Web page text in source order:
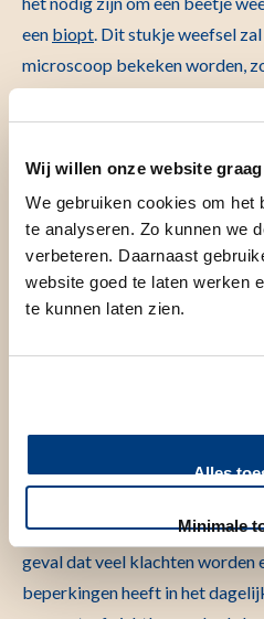
Wij willen onze website
We gebruiken cookies om het
te analyseren. Zo kunnen we
verbeteren. Daarnaast
website goed te laten werken
te kunnen laten zien.
Alles
Minimale
een biopt Dit stukje weefsel
microscoop bekeken worden,
kan worden. Daarnaast biedt
voor patiënten met verdenking
welke behandelingen mogelijk
Behandeling
Welke
Indien de patiënt geen tot
geen zichtbare schade aan een
De patiënt komt in aanmerking
geval dat veel klachten worden
beperkingen heeft in het